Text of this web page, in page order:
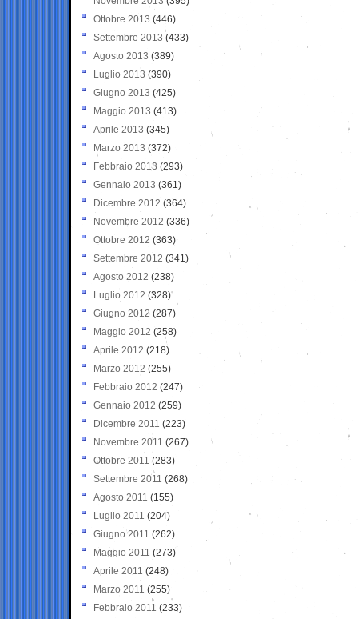
Ottobre 2013 (446)
Settembre 2013 (433)
Agosto 2013 (389)
Luglio 2013 (390)
Giugno 2013 (425)
Maggio 2013 (413)
Aprile 2013 (345)
Marzo 2013 (372)
Febbraio 2013 (293)
Gennaio 2013 (361)
Dicembre 2012 (364)
Novembre 2012 (336)
Ottobre 2012 (363)
Settembre 2012 (341)
Agosto 2012 (238)
Luglio 2012 (328)
Giugno 2012 (287)
Maggio 2012 (258)
Aprile 2012 (218)
Marzo 2012 (255)
Febbraio 2012 (247)
Gennaio 2012 (259)
Dicembre 2011 (223)
Novembre 2011 (267)
Ottobre 2011 (283)
Settembre 2011 (268)
Agosto 2011 (155)
Luglio 2011 (204)
Giugno 2011 (262)
Maggio 2011 (273)
Aprile 2011 (248)
Marzo 2011 (255)
Febbraio 2011 (233)